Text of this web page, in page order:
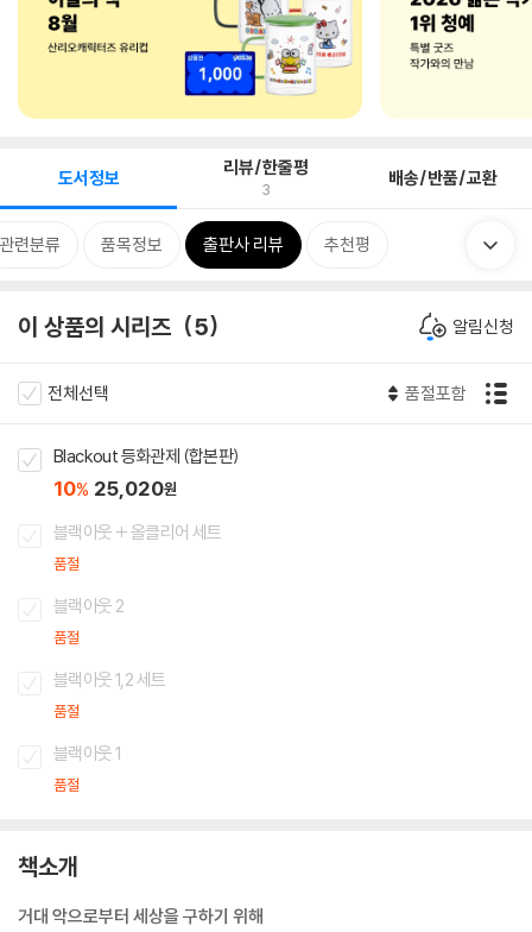
도서정보 리뷰/한줄평
3 배송/반품/교환
관련분류 품목정보 출판사 리뷰 추천평
이 상품의 시리즈 5 알림신청
전체선택 품절포함
Blackout 등화관제 (합본판)
10% 25,020원
블랙아웃 + 올클리어 세트
품절
블랙아웃 2
품절
블랙아웃 1,2 세트
품절
블랙아웃 1
품절
책소개
거대 악으로부터 세상을 구하기 위해